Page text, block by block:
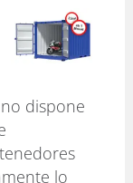
dispone
lo